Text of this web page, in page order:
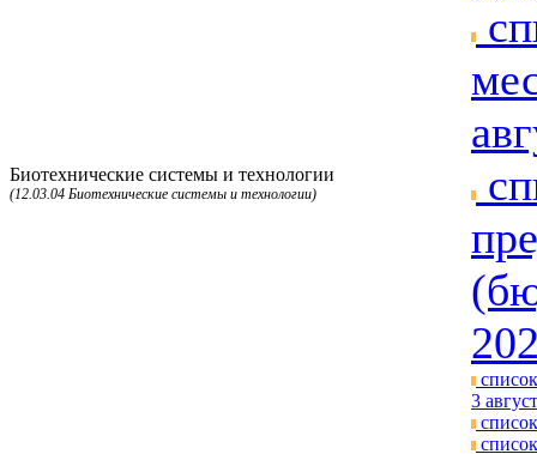
Биотехнические системы и технологии
(12.03.04 Биотехнические системы и технологии)
3